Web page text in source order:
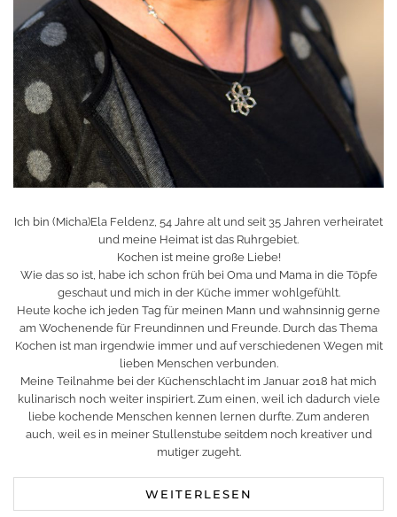
Ich bin (Micha)Ela Feldenz, 54 Jahre alt und seit 35 Jahren verheiratet
und meine Heimat ist das Ruhrgebiet.
Kochen ist meine große Liebe!
Wie das so ist, habe ich schon früh bei Oma und Mama in die Töpfe
geschaut und mich in der Küche immer wohlgefühlt.
Heute koche ich jeden Tag für meinen Mann und wahnsinnig gerne
am Wochenende für Freundinnen und Freunde. Durch das Thema
Kochen ist man irgendwie immer und auf verschiedenen Wegen mit
lieben Menschen verbunden.
Meine Teilnahme bei der Küchenschlacht im Januar 2018 hat mich
kulinarisch noch weiter inspiriert. Zum einen, weil ich dadurch viele
liebe kochende Menschen kennen lernen durfte. Zum anderen
auch, weil es in meiner Stullenstube seitdem noch kreativer und
mutiger zugeht.
WEITERLESEN